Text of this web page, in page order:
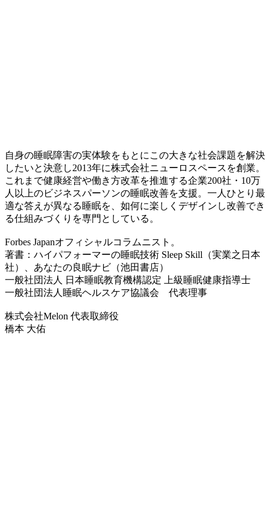
自身の睡眠障害の実体験をもとにこの大きな社会課題を解決
したいと決意し2013年に株式会社ニューロスペースを創業。
これまで健康経営や働き方改革を推進する企業200社・10万
人以上のビジネスパーソンの睡眠改善を支援。一人ひとり最
適な答えが異なる睡眠を、如何に楽しくデザインし改善でき
る仕組みづくりを専門としている。
Forbes Japanオフィシャルコラムニスト。
著書：ハイパフォーマーの睡眠技術 Sleep Skill（実業之日本
社）、あなたの良眠ナビ（池田書店）
一般社団法人 日本睡眠教育機構認定 上級睡眠健康指導士
一般社団法人睡眠ヘルスケア協議会 代表理事
株式会社Melon 代表取締役
橋本 大佑